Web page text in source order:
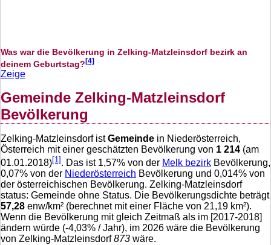
Was war die Bevölkerung in Zelking-Matzleinsdorf bezirk an
deinem Geburtstag?[4]
Zeige
Gemeinde Zelking-Matzleinsdorf
Bevölkerung
Zelking-Matzleinsdorf istGemeinde in Niederösterreich,
Österreich mit einer geschätzten Bevölkerung von 1 214 (am
01.01.2018)[1] . Das ist 1,57% von der Melk bezirk Bevölkerung,
0,07% von der Niederösterreich Bevölkerung und 0,014% von
der österreichischen Bevölkerung. Zelking-Matzleinsdorf
status: Gemeinde ohne Status. Die Bevölkerungsdichte beträgt
57,28 enw/km² (berechnet mit einer Fläche von 21,19 km²).
Wenn die Bevölkerung mit gleich Zeitmaß als im [2017-2018]
ändern würde (-4,03% / Jahr), im 2026 wäre die Bevölkerung
von Zelking-Matzleinsdorf873 wäre.